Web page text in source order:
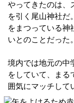
やってきたのは、
を引く尾山神社だ
をまつっている神
いとのことだった。
境内では地元の中
をしていて、まる
囲気にマッチして